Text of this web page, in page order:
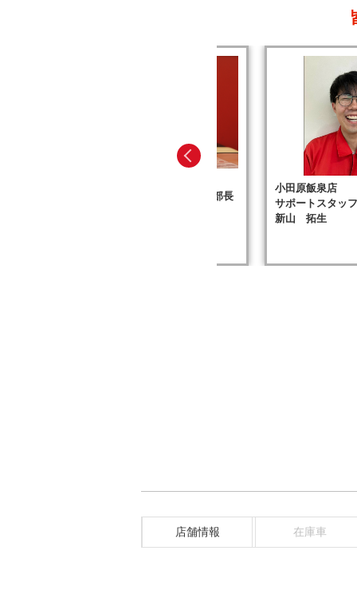
アップル関東事業部 統括部長
小田原飯泉店
サポートスタッフ
新山 拓生
店舗情報 在庫車